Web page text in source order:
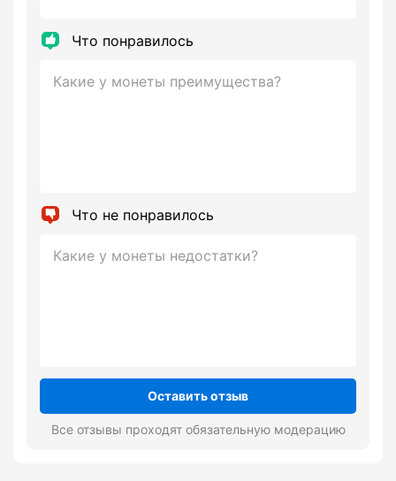
Что понравилось
Что не понравилось
Оставить отзыв
Все отзывы проходят обязательную модерацию